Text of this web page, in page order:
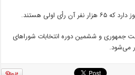
جمهوری و ششمین دوره انتخابات شوراهای